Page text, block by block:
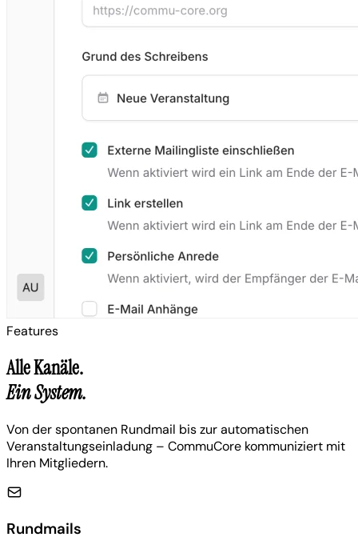
Features
Alle Kanäle.
Ein System.
Von der spontanen Rundmail bis zur automatischen
Veranstaltungseinladung – CommuCore kommuniziert mit
Ihren Mitgliedern.
Rundmails